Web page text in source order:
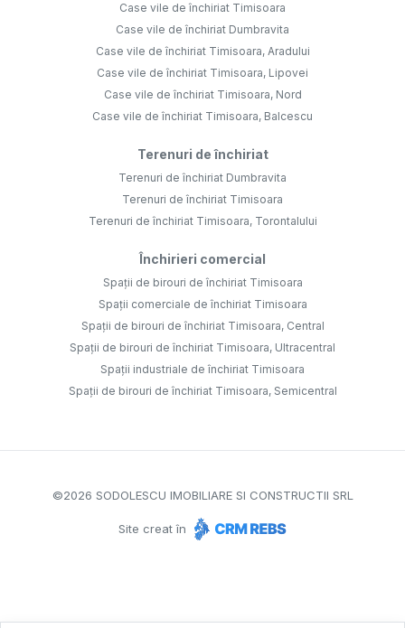
Case vile de închiriat Timisoara
Case vile de închiriat Dumbravita
Case vile de închiriat Timisoara, Aradului
Case vile de închiriat Timisoara, Lipovei
Case vile de închiriat Timisoara, Nord
Case vile de închiriat Timisoara, Balcescu
Terenuri de închiriat
Terenuri de închiriat Dumbravita
Terenuri de închiriat Timisoara
Terenuri de închiriat Timisoara, Torontalului
Închirieri comercial
Spații de birouri de închiriat Timisoara
Spații comerciale de închiriat Timisoara
Spații de birouri de închiriat Timisoara, Central
Spații de birouri de închiriat Timisoara, Ultracentral
Spații industriale de închiriat Timisoara
Spații de birouri de închiriat Timisoara, Semicentral
©2026 SODOLESCU IMOBILIARE SI CONSTRUCTII SRL
Site creat în